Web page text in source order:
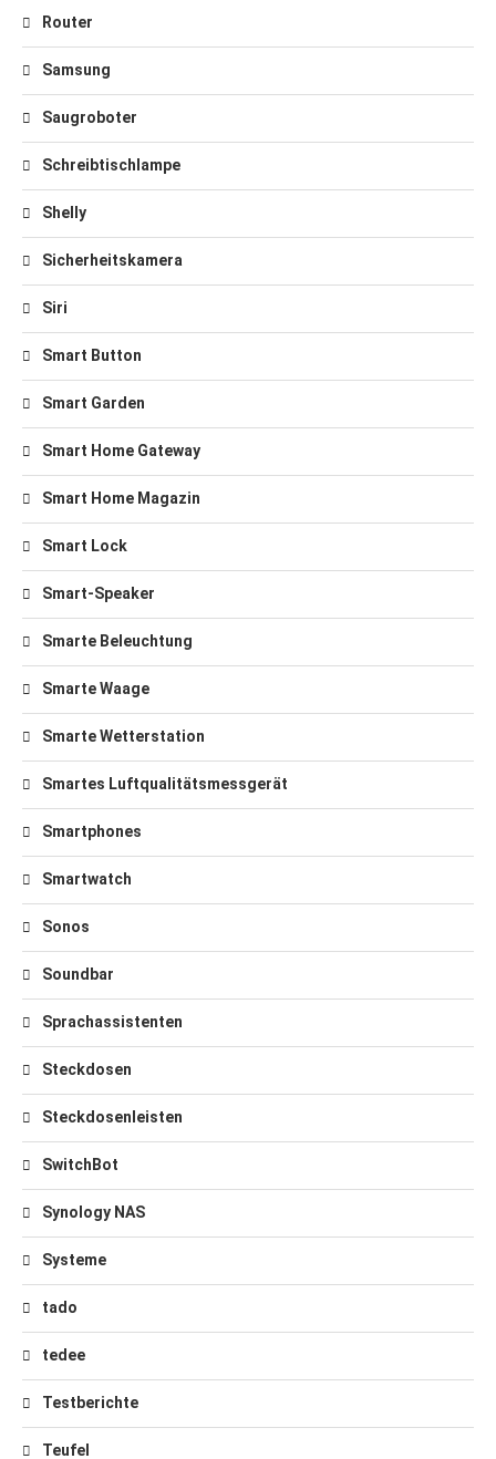
Router
Samsung
Saugroboter
Schreibtischlampe
Shelly
Sicherheitskamera
Siri
Smart Button
Smart Garden
Smart Home Gateway
Smart Home Magazin
Smart Lock
Smart-Speaker
Smarte Beleuchtung
Smarte Waage
Smarte Wetterstation
Smartes Luftqualitätsmessgerät
Smartphones
Smartwatch
Sonos
Soundbar
Sprachassistenten
Steckdosen
Steckdosenleisten
SwitchBot
Synology NAS
Systeme
tado
tedee
Testberichte
Teufel